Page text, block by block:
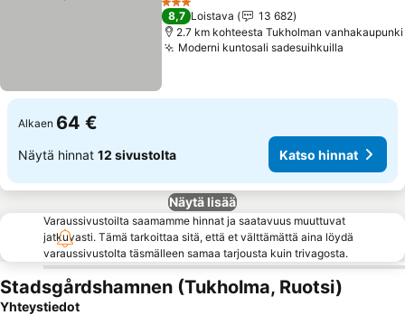
3 Tähtiluokitus
8,7 Loistava
13 682
2.7 km kohteesta Tukholman vanhakaupunki
Moderni kuntosali sadesuihkuilla
Alkaen 64 €
Näytä hinnat 12 sivustolta Katso hinnat
Näytä lisää
Varaussivustoilta saamamme hinnat ja saatavuus muuttuvat
jatkuvasti. Tämä tarkoittaa sitä, että et välttämättä aina löydä
varaussivustolta täsmälleen samaa tarjousta kuin trivagosta.
Stadsgårdshamnen (Tukholma, Ruotsi)
Yhteystiedot